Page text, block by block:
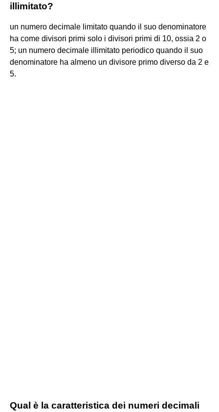
illimitato?
un numero decimale limitato quando il suo denominatore
ha come divisori primi solo i divisori primi di 10, ossia 2 o
5; un numero decimale illimitato periodico quando il suo
denominatore ha almeno un divisore primo diverso da 2 e
5.
Qual è la caratteristica dei numeri decimali